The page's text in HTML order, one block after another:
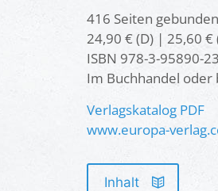
416 Seiten
24,90 € (D) | 25,60 €
ISBN 978-3-95890-
Im Buchhandel oder
Verlagskatalog PDF
www.europa-
Inhalt